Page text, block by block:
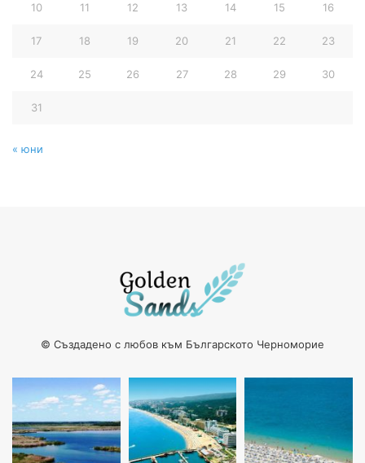
10 11 12 13 14 15 16
17 18 19 20 21 22 23
24 25 26 27 28 29 30
31
« юни
© Създадено с любов към Българското Черноморие